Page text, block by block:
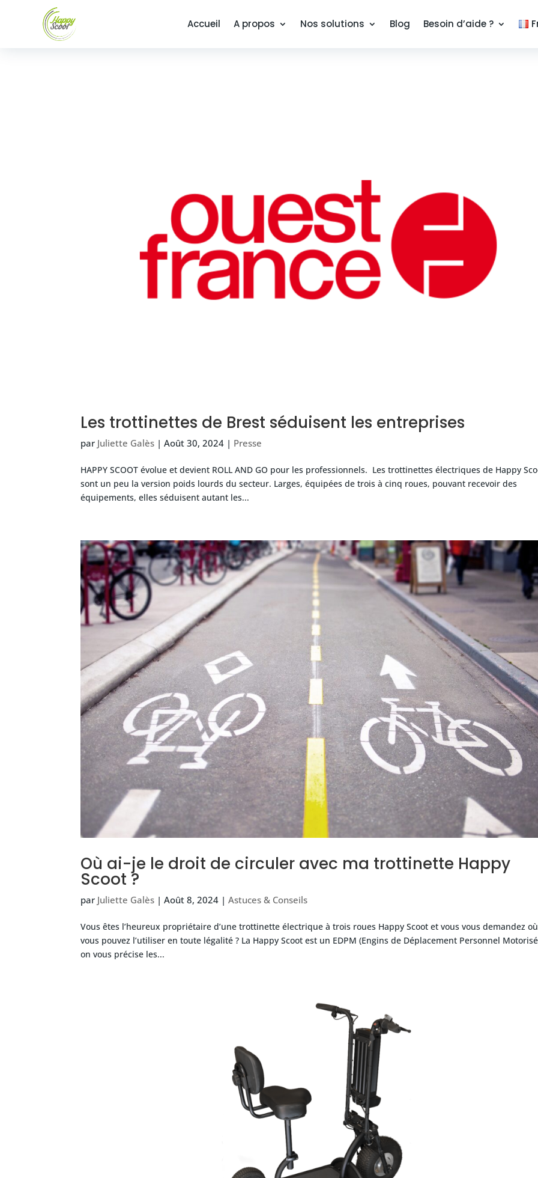
Accueil A propos Nos solutions Blog Besoin d’aide ?
Les trottinettes de Brest séduisent les entreprises
par Juliette Galès |Août 30, 2024 | Presse
HAPPY SCOOT évolue et devient ROLL AND GO pour les professionnels. Les trottinettes électriques de Happy
sont un peu la version poids lourds du secteur. Larges, équipées de trois à cinq roues, pouvant recevoir des
équipements, elles séduisent autant les...
Où ai-je le droit de circuler avec ma trottinette Happy
Scoot ?
par Juliette Galès |Août 8, 2024 |Astuces & Conseils
Vous êtes l’heureux propriétaire d’une trottinette électrique à trois roues Happy Scoot et vous vous demandez où
vous pouvez l’utiliser en toute légalité ? La Happy Scoot est un EDPM (Engins de Déplacement Personnel
on vous précise les...